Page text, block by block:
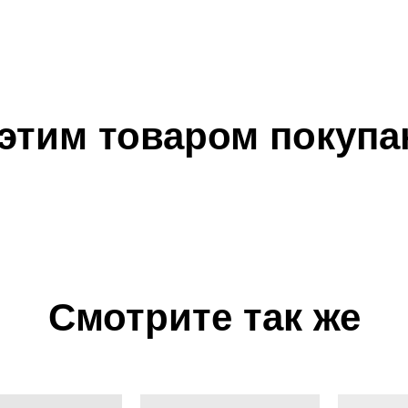
товаром
Смотрите так же